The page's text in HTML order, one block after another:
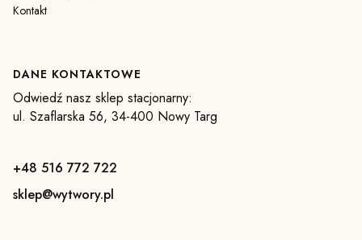
Kontakt
DANE KONTAKTOWE
Odwiedź nasz sklep stacjonarny:
ul. Szaflarska 56, 34-400 Nowy Targ
+48 516 772 722
sklep@wytwory.pl